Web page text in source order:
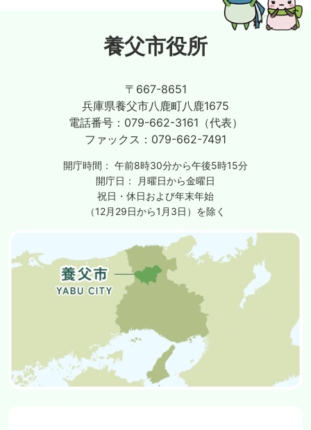
養父市役所
〒667-8651
兵庫県養父市八鹿町八鹿1675
電話番号： 079-662-3161（代表）
ファックス： 079-662-7491
開庁時間： 午前8時30分から午後5時15分
開庁日：
月曜日から金曜日
祝日・休日および年末年始
（12月29日から1月3日）を除く